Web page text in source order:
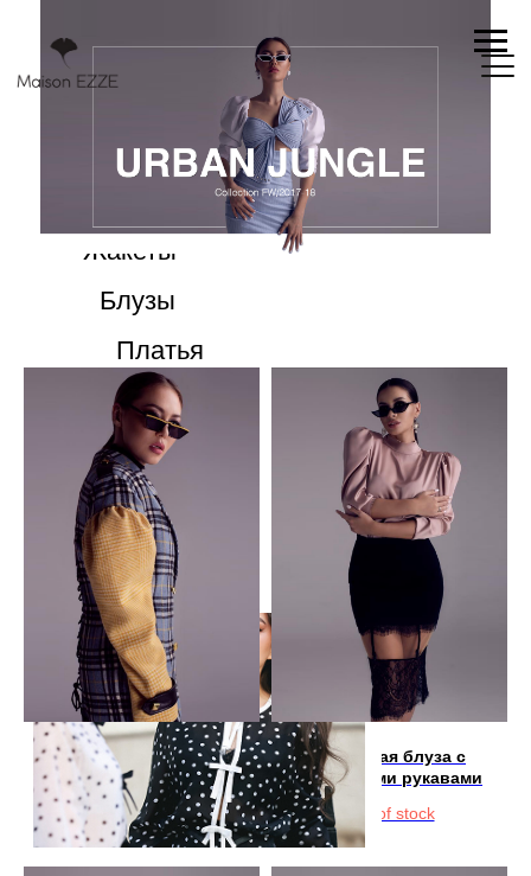
Верхняя одежда
Жакеты
Платья
Топы
Юбки
Пальто двубортное с
объёмными рукава и
вставками из натуральной
кожи
Шелковая блуза с
объёмными рукавами
Out of stock